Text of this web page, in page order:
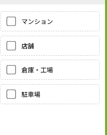
マンション
店舗
倉庫・工場
駐車場